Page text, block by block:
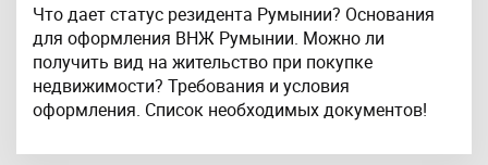
Что дает статус резидента Румынии? Основания
для оформления ВНЖ Румынии. Можно ли
получить вид на жительство при покупке
недвижимости? Требования и условия
оформления. Список необходимых документов!